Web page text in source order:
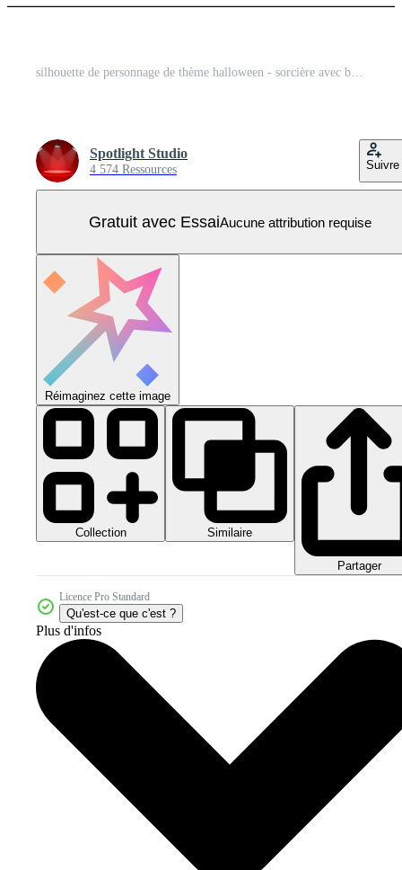
silhouette de personnage de thème halloween - sorcière avec balai silhouette dessinée à la main, silhouette de femme evel avec balai. isilhouette halloween sur fond isolé. Vecteur Pro
Spotlight Studio
4 574 Ressources Suivre
Gratuit avec EssaiAucune attribution requise
Réimaginez cette image
Collection Similaire
Partager
Licence Pro Standard
Qu'est-ce que c'est ?
Plus d'infos